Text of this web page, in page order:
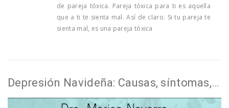
de pareja tóxica. Pareja tóxica para ti es aquella
que a ti te sienta mal. Así de claro. Si tu pareja te
sienta mal, es una pareja tóxica
Depresión Navideña: Causas, síntomas, tratamiento